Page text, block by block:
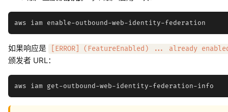
如果响应是 [ERROR] (FeatureEnabled) ... already
颁发者 URL：